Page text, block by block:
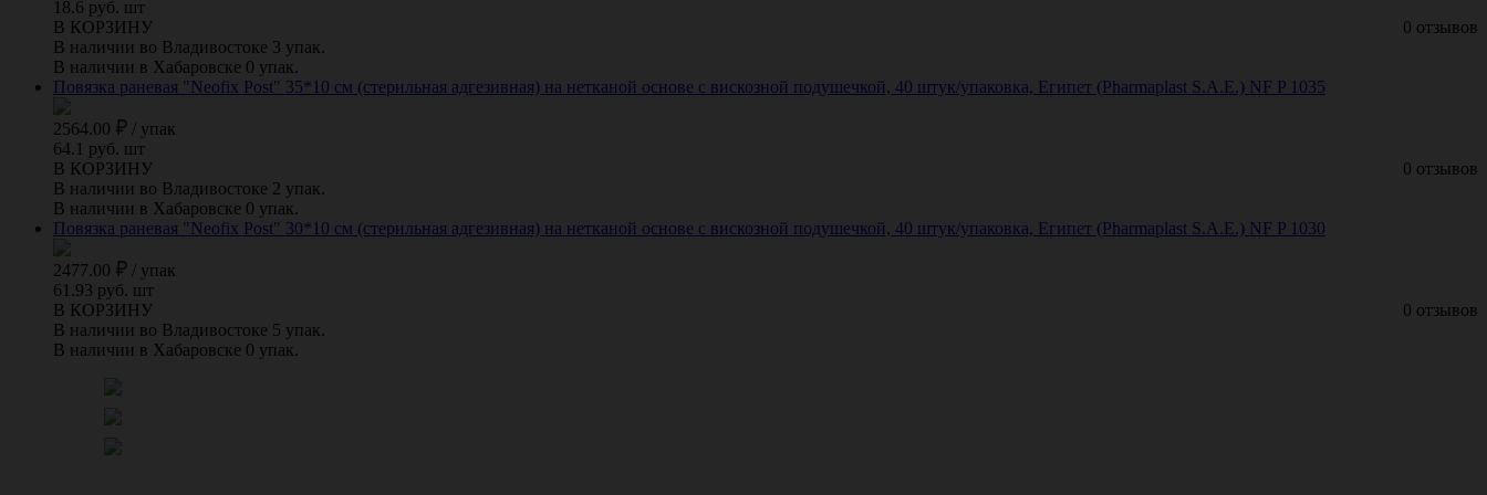
18.6 руб. шт
0 отзывов
В КОРЗИНУ
В наличии во Владивостоке 3 упак.
В наличии в Хабаровске 0 упак.
Повязка раневая "Neofix Post" 35*10 см (стерильная адгезивная) на нетканой основе с вискозной подушечкой, 40 штук/упаковка, Египет (Pharmaplast S.A.E.) NF P 1035
2564.00 / упак
64.1 руб. шт
0 отзывов
В КОРЗИНУ
В наличии во Владивостоке 2 упак.
В наличии в Хабаровске 0 упак.
Повязка раневая "Neofix Post" 30*10 см (стерильная адгезивная) на нетканой основе с вискозной подушечкой, 40 штук/упаковка, Египет (Pharmaplast S.A.E.) NF P 1030
2477.00 / упак
61.93 руб. шт
0 отзывов
В КОРЗИНУ
В наличии во Владивостоке 5 упак.
В наличии в Хабаровске 0 упак.